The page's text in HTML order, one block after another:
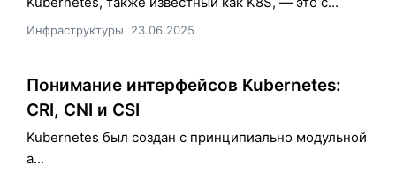
Инфраструктуры 23.06.2025
Понимание интерфейсов Kubernetes:
CRI, CNI и CSI
Kubernetes был создан с принципиально модульной
а...